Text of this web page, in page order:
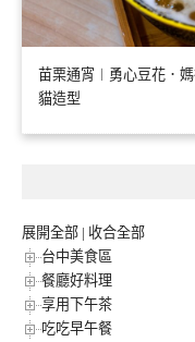
苗栗通宵︱勇心豆花．
貓造型
展開全部 | 收合全部
台中美食區
餐廳好料理
享用下午茶
吃吃早午餐